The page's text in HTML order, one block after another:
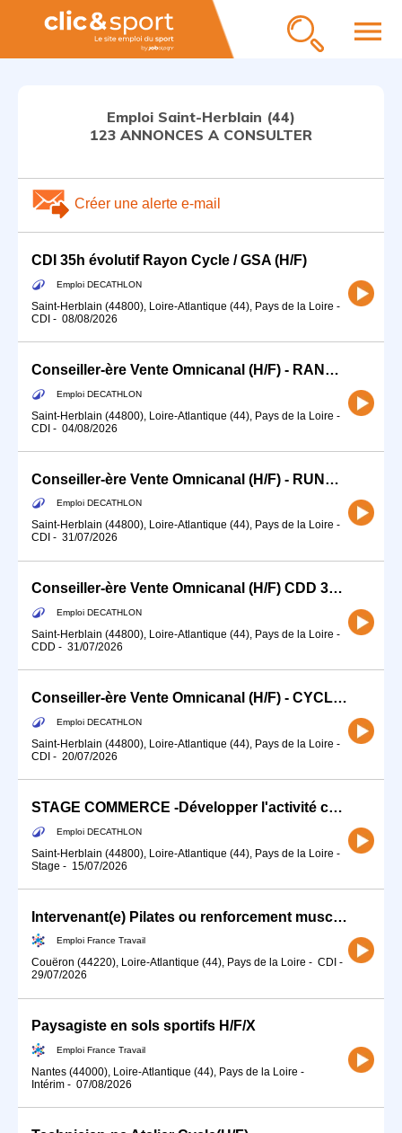
menu
Emploi Saint-Herblain (44)
123 ANNONCES A CONSULTER
Créer une alerte e-mail
CDI 35h évolutif Rayon Cycle / GSA (H/F)
Emploi DECATHLON
Saint-Herblain (44800), Loire-Atlantique (44), Pays de la Loire -
CDI - 08/08/2026
Conseiller-ère Vente Omnicanal (H/F) - RANDONNEE - Temps partiel
Emploi DECATHLON
Saint-Herblain (44800), Loire-Atlantique (44), Pays de la Loire -
CDI - 04/08/2026
Conseiller-ère Vente Omnicanal (H/F) - RUNNING CDI 19H Dès Septembre
Emploi DECATHLON
Saint-Herblain (44800), Loire-Atlantique (44), Pays de la Loire -
CDI - 31/07/2026
Conseiller-ère Vente Omnicanal (H/F) CDD 35H EAU/SKI OCTOBRE-NOVEMBRE
Emploi DECATHLON
Saint-Herblain (44800), Loire-Atlantique (44), Pays de la Loire -
CDD - 31/07/2026
Conseiller-ère Vente Omnicanal (H/F) - CYCLE 12H
Emploi DECATHLON
Saint-Herblain (44800), Loire-Atlantique (44), Pays de la Loire -
CDI - 20/07/2026
STAGE COMMERCE -Développer l'activité commerciale de ton sport (H/F)SPORTS D'EAU
Emploi DECATHLON
Saint-Herblain (44800), Loire-Atlantique (44), Pays de la Loire -
Stage - 15/07/2026
Intervenant(e) Pilates ou renforcement musculaire (H/F)
Emploi France Travail
Couëron (44220), Loire-Atlantique (44), Pays de la Loire - CDI -
29/07/2026
Paysagiste en sols sportifs H/F/X
Emploi France Travail
Nantes (44000), Loire-Atlantique (44), Pays de la Loire -
Intérim - 07/08/2026